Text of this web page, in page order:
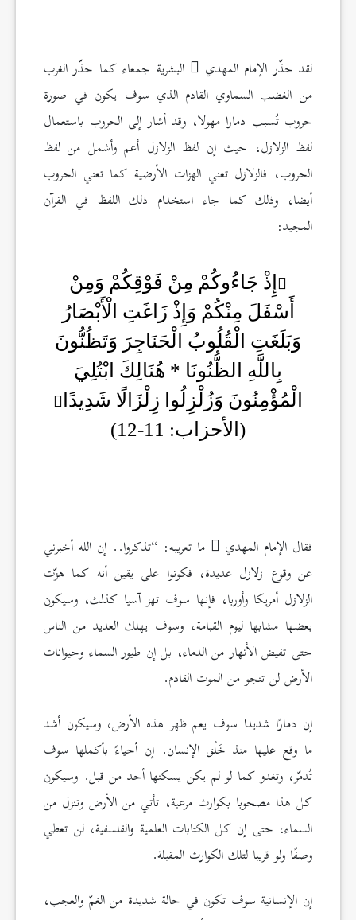
لقد حذّر الإمام المهدي
البشرية جمعاء كما حذّر الغرب
من الغضب السماوي القادم الذي سوف يكون في صورة
حروب تُسبب دمارا مهولا، وقد أشار إلى الحروب باستعمال
لفظ الزلازل، حيث إن لفظ الزلازل أعم وأشمل من لفظ
الحروب، فالزلازل تعني الهزات الأرضية كما تعني الحروب
أيضا، وذلك كما جاء استخدام ذلك اللفظ في القرآن
المجيد:
إِذْ جَاءُوكُمْ مِنْ فَوْقِكُمْ وَمِنْ
أَسْفَلَ مِنْكُمْ وَإِذْ زَاغَتِ الْأَبْصَارُ
وَبَلَغَتِ الْقُلُوبُ الْحَنَاجِرَ وَتَظُنُّونَ
بِاللَّهِ الظُّنُونَا * هُنَالِكَ ابْتُلِيَ
الْمُؤْمِنُونَ وَزُلْزِلُوا زِلْزَالًا شَدِيدًا
(الأحزاب: 11-12)
فقال الإمام المهدي
ما تعريبه: “تذكروا.. إن الله أخبرني
عن وقوع زلازل عديدة، فكونوا على يقين أنه كما هزّت
الزلازل أمريكا وأوربا، فإنها سوف تهز آسيا كذلك، وسيكون
بعضها مشابها ليوم القبامة، وسوف يهلك العديد من الناس
حتى تفيض الأنهار من الدماء، بل إن طيور السماء وحيوانات
الأرض لن تنجو من الموت القادم.
إن دمارًا شديدا سوف يعم ظهر هذه الأرض، وسيكون أشد
ما وقع عليها منذ خَلْق الإنسان. إن أحياءً بأكملها سوف
تُدمّر، وتغدو كما لو لم يكن يسكنها أحد من قبل. وسيكون
كل هذا مصحوبا بكوارث مرعبة، تأتي من الأرض وتنزل من
السماء، حتى إن كل الكتابات العلمية والفلسفية، لن تعطي
وصفًا ولو قريبا لتلك الكوارث المقبلة.
إن الإنسانية سوف تكون في حالة شديدة من الغمّ والعجب،